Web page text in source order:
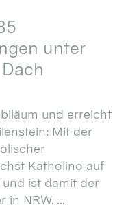
unter
und erreicht
Mit der
Katholino auf
ist damit der
in NRW. ...